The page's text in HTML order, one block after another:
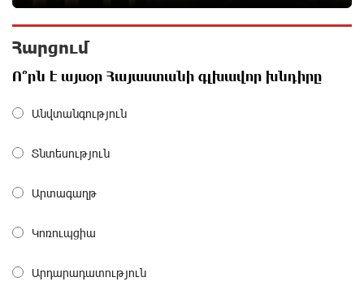
զգուշացնում է հյուրանոցների ամրագրման հետ
կապված զեղծարարությունների մասին
Մհեր Անանյանն ընդգրկվել է Յունիբանկի
«Սմայլ Սվիթ»-ի զարգացման ճանապարհը
Ինչպես է ՔՊ-ն «հարգում» ժողովրդի քվեն.
Հարցում
Ո՞րն է այսօր Հայաստանի գլխավոր խնդիրը
Անվտանգություն
Տնտեսություն
Արտագաղթ
Կոռուպցիա
Արդարադատություն